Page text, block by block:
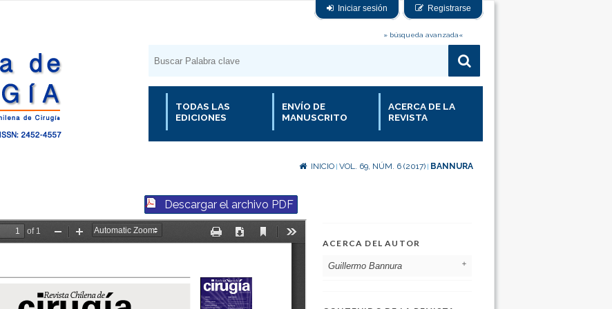
Iniciar sesión Registrarse
» búsqueda avanzada«
TODAS LAS
EDICIONES
ENVÍO DE
MANUSCRITO
ACERCA DE LA
REVISTA
INICIO VOL. 69, NÚM. 6 (2017) BANNURA
ACERCA DEL AUTOR
Guillermo Bannura
Descargar el archivo PDF